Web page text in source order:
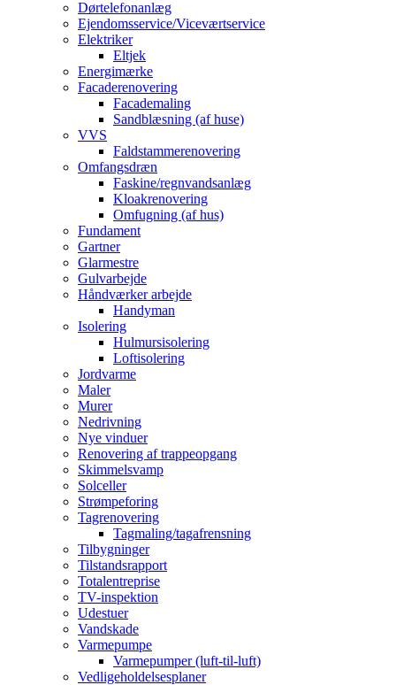
Dørtelefonanlæg
Ejendomsservice/Viceværtservice
Elektriker
Eltjek
Energimærke
Facaderenovering
Facademaling
Sandblæsning (af huse)
VVS
Faldstammerenovering
Omfangsdræn
Faskine/regnvandsanlæg
Kloakrenovering
Omfugning (af hus)
Fundament
Gartner
Glarmestre
Gulvarbejde
Håndværker arbejde
Handyman
Isolering
Hulmursisolering
Loftisolering
Jordvarme
Maler
Murer
Nedrivning
Nye vinduer
Renovering af trappeopgang
Skimmelsvamp
Solceller
Strømpeforing
Tagrenovering
Tagmaling/tagafrensning
Tilbygninger
Tilstandsrapport
Totalentreprise
TV-inspektion
Udestuer
Vandskade
Varmepumpe
Varmepumper (luft-til-luft)
Vedligeholdelsesplaner